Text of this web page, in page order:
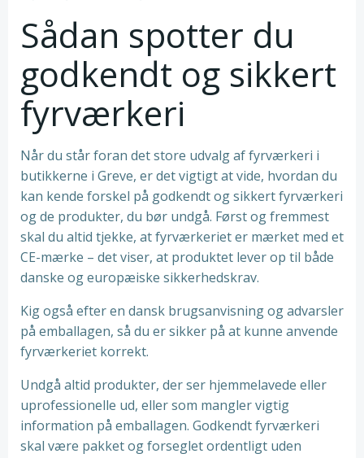
Sådan spotter du
godkendt og sikkert
fyrværkeri
Når du står foran det store udvalg af fyrværkeri i
butikkerne i Greve, er det vigtigt at vide, hvordan du
kan kende forskel på godkendt og sikkert fyrværkeri
og de produkter, du bør undgå. Først og fremmest
skal du altid tjekke, at fyrværkeriet er mærket med et
CE-mærke – det viser, at produktet lever op til både
danske og europæiske sikkerhedskrav.
Kig også efter en dansk brugsanvisning og advarsler
på emballagen, så du er sikker på at kunne anvende
fyrværkeriet korrekt.
Undgå altid produkter, der ser hjemmelavede eller
uprofessionelle ud, eller som mangler vigtig
information på emballagen. Godkendt fyrværkeri
skal være pakket og forseglet ordentligt uden